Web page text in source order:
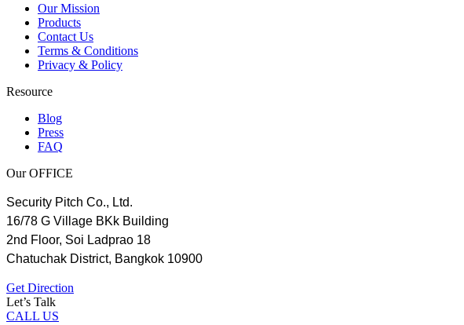
Our Mission
Products
Contact Us
Terms & Conditions
Privacy & Policy
Resource
Blog
Press
FAQ
Our OFFICE
Security Pitch Co., Ltd.
16/78 G Village BKk Building
2nd Floor, Soi Ladprao 18
Chatuchak District, Bangkok 10900
Get Direction
Let’s Talk
CALL US